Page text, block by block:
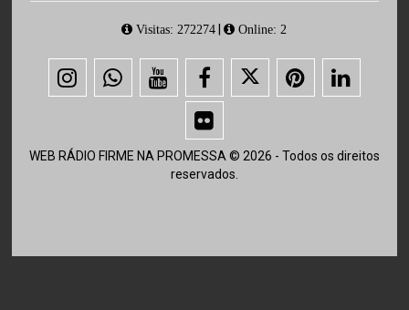
Visitas: 272274 | Online: 2
WEB RÁDIO FIRME NA PROMESSA © 2026 - Todos os direitos
reservados.